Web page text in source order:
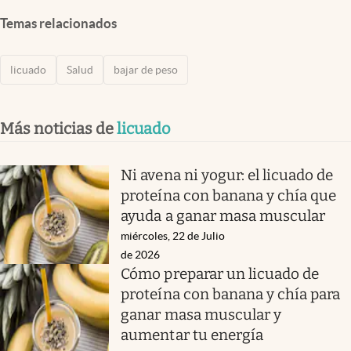
Temas relacionados
licuado Salud bajar de peso
Más noticias delicuado
Ni avena ni yogur: el licuado de
proteína con banana y chía que
ayuda a ganar masa muscular
miércoles, 22 de Julio
de 2026
Cómo preparar un licuado de
proteína con banana y chía para
ganar masa muscular y
aumentar tu energía